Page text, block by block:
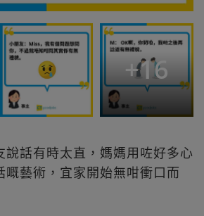
+16
說話有時太直，媽媽用咗好多心
嘅藝術，宜家開始無咁衝口而